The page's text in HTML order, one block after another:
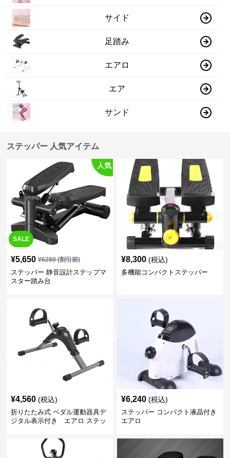
サイド
足踏み
エアロ
エア
サンド
ステッパー 人気アイテム
SALE
人気
¥5,650 ¥6280(割引前)
ステッパー 静音設計ステップマ
スター踏み台
¥8,300 (税込)
多機能コンパクトステッパー
¥4,560 (税込)
折りたたみ式 ペダル運動器具デ
ジタル表示付き エアロ ステッ
¥6,240 (税込)
ステッパー コンパクト液晶付き
エアロ